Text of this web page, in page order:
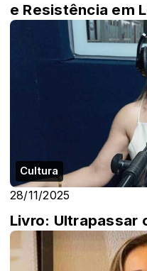
e Resistência em
Cultura
28/11/2025
Livro: Ultrapassar